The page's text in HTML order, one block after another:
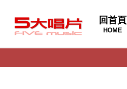
回首頁
HOME